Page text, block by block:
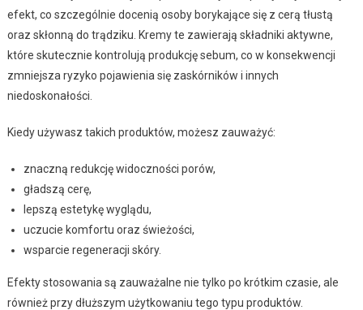
efekt, co szczególnie docenią osoby borykające się z cerą tłustą
oraz skłonną do trądziku. Kremy te zawierają składniki aktywne,
które skutecznie kontrolują produkcję sebum, co w konsekwencji
zmniejsza ryzyko pojawienia się zaskórników i innych
niedoskonałości.
Kiedy używasz takich produktów, możesz zauważyć:
znaczną redukcję widoczności porów,
gładszą cerę,
lepszą estetykę wyglądu,
uczucie komfortu oraz świeżości,
wsparcie regeneracji skóry.
Efekty stosowania są zauważalne nie tylko po krótkim czasie, ale
również przy dłuższym użytkowaniu tego typu produktów.